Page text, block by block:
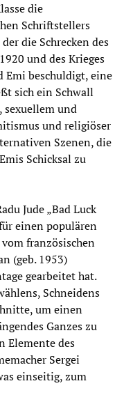
die
Schriftstellers
die Schrecken des
und des Krieges
Emi beschuldigt, eine
sich ein Schwall
und
und religiöser
Szenen, die
Schicksal zu
Jude „Bad Luck
einen populären
französischen
(geb. 1953)
gearbeitet hat.
Schneidens
um einen
Ganzes zu
Elemente des
Sergei
einseitig, zum